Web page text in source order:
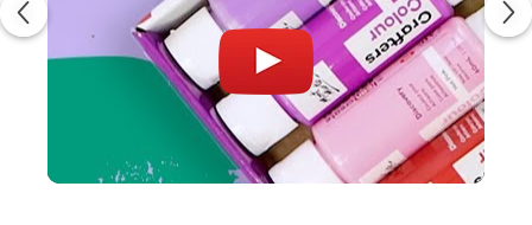
Chrome Green, Black, Silver, Gold, Metallic Pink,
Metallic
Violet, Fluoro Orange, Fluoro Pink, Fluoro Green.